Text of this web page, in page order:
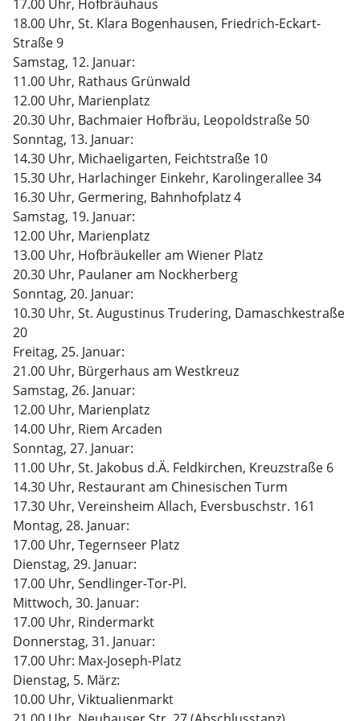
17.00 Uhr, Hofbräuhaus
18.00 Uhr, St. Klara Bogenhausen, Friedrich-Eckart-
Straße 9
Samstag, 12. Januar:
11.00 Uhr, Rathaus Grünwald
12.00 Uhr, Marienplatz
20.30 Uhr, Bachmaier Hofbräu, Leopoldstraße 50
Sonntag, 13. Januar:
14.30 Uhr, Michaeligarten, Feichtstraße 10
15.30 Uhr, Harlachinger Einkehr, Karolingerallee 34
16.30 Uhr, Germering, Bahnhofplatz 4
Samstag, 19. Januar:
12.00 Uhr, Marienplatz
13.00 Uhr, Hofbräukeller am Wiener Platz
20.30 Uhr, Paulaner am Nockherberg
Sonntag, 20. Januar:
10.30 Uhr, St. Augustinus Trudering, Damaschkestraße
20
Freitag, 25. Januar:
21.00 Uhr, Bürgerhaus am Westkreuz
Samstag, 26. Januar:
12.00 Uhr, Marienplatz
14.00 Uhr, Riem Arcaden
Sonntag, 27. Januar:
11.00 Uhr, St. Jakobus d.Ä. Feldkirchen, Kreuzstraße 6
14.30 Uhr, Restaurant am Chinesischen Turm
17.30 Uhr, Vereinsheim Allach, Eversbuschstr. 161
Montag, 28. Januar:
17.00 Uhr, Tegernseer Platz
Dienstag, 29. Januar:
17.00 Uhr, Sendlinger-Tor-Pl.
Mittwoch, 30. Januar:
17.00 Uhr, Rindermarkt
Donnerstag, 31. Januar:
17.00 Uhr: Max-Joseph-Platz
Dienstag, 5. März:
10.00 Uhr, Viktualienmarkt